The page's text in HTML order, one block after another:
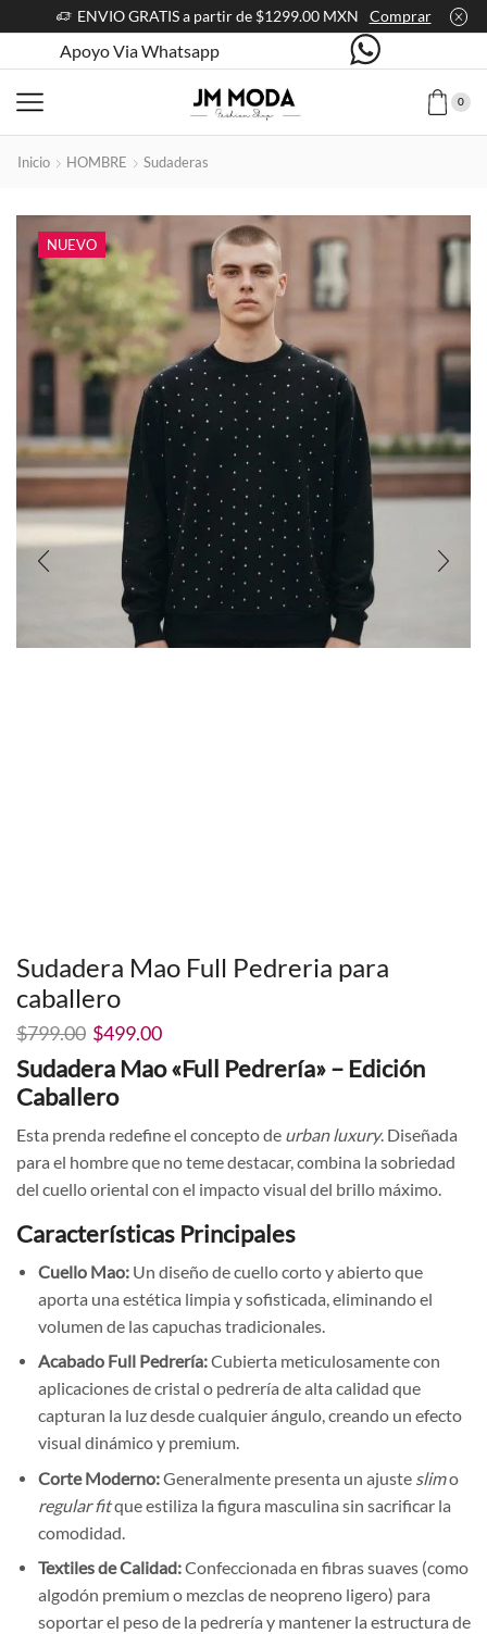
ENVIO GRATIS a partir de $1299.00 MXN Comprar
Apoyo Via Whatsapp
0
Inicio HOMBRE Sudaderas
NUEVO
Sudadera Mao Full Pedreria para
caballero
$799.00 El
precio
original
era:
$499.00El
precio
actual
Sudadera Mao «Full Pedrería» – Edición
Caballero
Esta prenda redefine el concepto de urban luxury. Diseñada
para el hombre que no teme destacar, combina la sobriedad
del cuello oriental con el impacto visual del brillo máximo.
Características Principales
Cuello Mao: Un diseño de cuello corto y abierto que
aporta una estética limpia y sofisticada, eliminando el
volumen de las capuchas tradicionales.
Acabado Full Pedrería:Cubierta meticulosamente con
aplicaciones de cristal o pedrería de alta calidad que
capturan la luz desde cualquier ángulo, creando un efecto
visual dinámico y premium.
Corte Moderno:Generalmente presenta un ajuste slimo
regular fitque estiliza la figura masculina sin sacrificar la
comodidad.
Textiles de Calidad:Confeccionada en fibras suaves (como
algodón premium o mezclas de neopreno ligero) para
soportar el peso de la pedrería y mantener la estructura de